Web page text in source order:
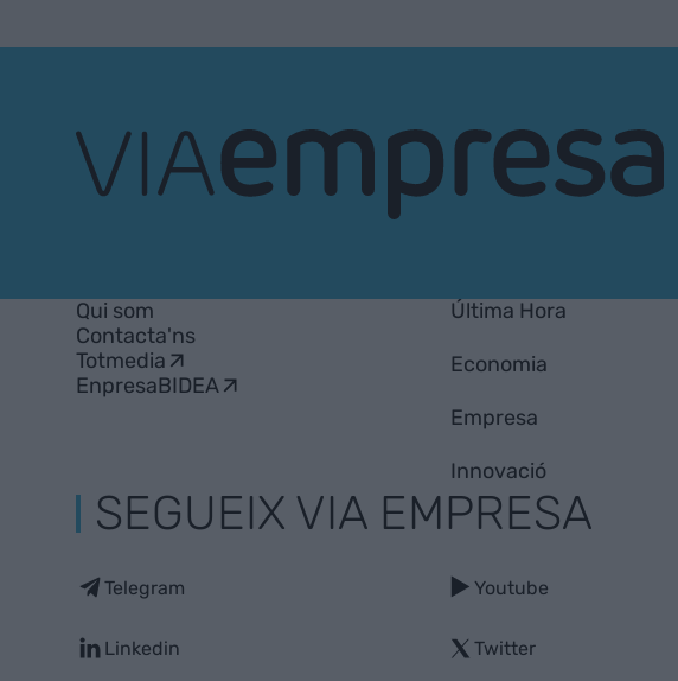
Qui som
Contacta'ns
Totmedia
EnpresaBIDEA
Última Hora
Economia
Empresa
Innovació
SEGUEIX VIA EMPRESA
Telegram
Linkedin
Youtube
Twitter